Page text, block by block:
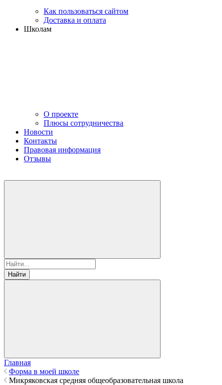
Как пользоваться сайтом
Доставка и оплата
Школам
О проекте
Плюсы сотрудничества
Новости
Контакты
Правовая информация
Отзывы
Найти
Главная
Форма в моей школе
Микряковская средняя общеобразовательная школа